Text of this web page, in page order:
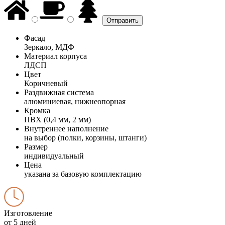
Фасад
Зеркало, МДФ
Материал корпуса
ЛДСП
Цвет
Коричневый
Раздвижная система
алюминиевая, нижнеопорная
Кромка
ПВХ (0,4 мм, 2 мм)
Внутреннее наполнение
на выбор (полки, корзины, штанги)
Размер
индивидуальный
Цена
указана за базовую комплектацию
Изготовление
от 5 дней